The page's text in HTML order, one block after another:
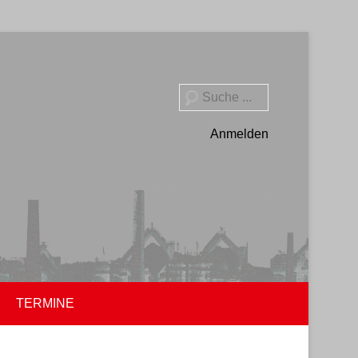
Suche
Anmelden
TERMINE